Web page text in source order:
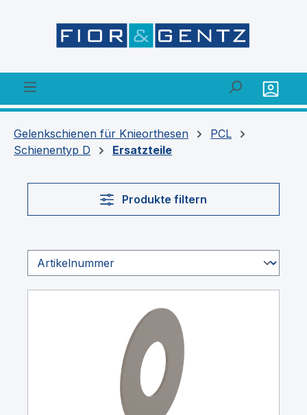
Gelenkschienen für Knieorthesen
PCL
Schienentyp D
Ersatzteile
Produkte filtern